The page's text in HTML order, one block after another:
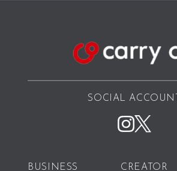
SOCIAL ACCOUNT
BUSINESS CREATOR